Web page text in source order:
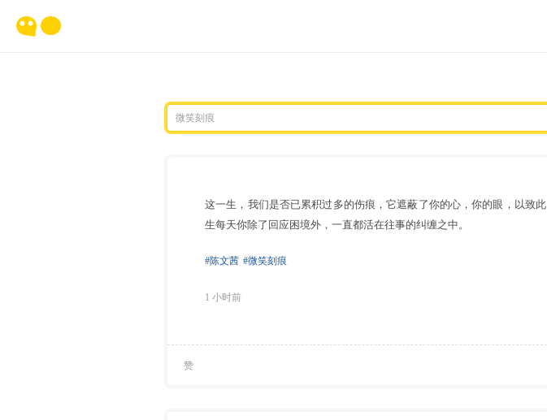
这一生，我们是否已累积过多的伤痕，它遮蔽了你的心，你的眼，以致此
生每天你除了回应困境外，一直都活在往事的纠缠之中。
#陈文茜 #微笑刻痕
1 小时前
赞